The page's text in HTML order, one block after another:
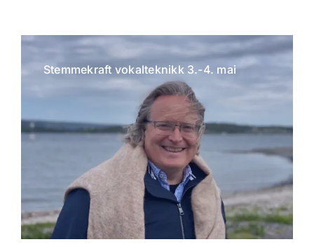
Stemmekraft vokalteknikk 3.-4. mai